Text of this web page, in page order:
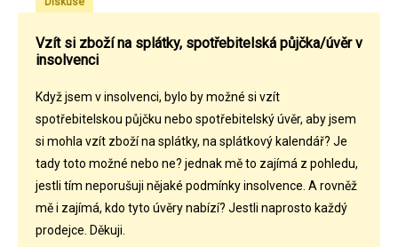
Vzít si zboží na splátky, spotřebitelská půjčka/úvěr v
insolvenci
Když jsem v insolvenci, bylo by možné si vzít
spotřebitelskou půjčku nebo spotřebitelský úvěr, aby jsem
si mohla vzít zboží na splátky, na splátkový kalendář? Je
tady toto možné nebo ne? jednak mě to zajímá z pohledu,
jestli tím neporušuji nějaké podmínky insolvence. A rovněž
mě i zajímá, kdo tyto úvěry nabízí? Jestli naprosto každý
prodejce. Děkuji.